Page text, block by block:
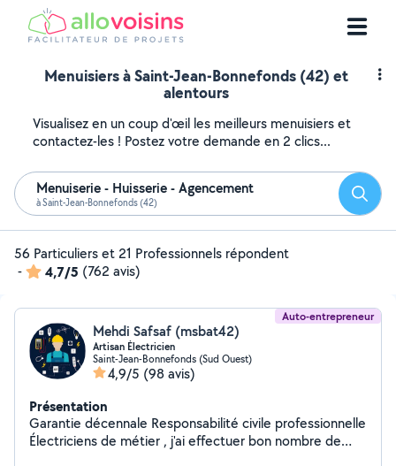
Menuisiers à Saint-Jean-Bonnefonds (42) et
alentours
Visualisez en un coup d'œil les meilleurs menuisiers et
contactez-les ! Postez votre demande en 2 clics...
Menuiserie - Huisserie - Agencement
à Saint-Jean-Bonnefonds (42)
56 Particuliers et 21 Professionnels répondent
-
4,7/5 (762 avis)
Auto-entrepreneur
Mehdi Safsaf (msbat42)
Artisan Électricien
Saint-Jean-Bonnefonds (Sud Ouest)
4,9/5 (98 avis)
Présentation
Garantie décennale Responsabilité civile professionnelle
Électriciens de métier , j'ai effectuer bon nombre de